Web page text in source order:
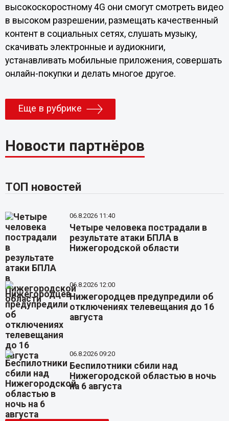
высокоскоростному 4G они смогут смотреть видео
в высоком разрешении, размещать качественный
контент в социальных сетях, слушать музыку,
скачивать электронные и аудиокниги,
устанавливать мобильные приложения, совершать
онлайн-покупки и делать многое другое.
Еще в рубрике
Новости партнёров
ТОП новостей
06.8.2026 11:40
Четыре человека пострадали в
результате атаки БПЛА в
Нижегородской области
06.8.2026 12:00
Нижегородцев предупредили об
отключениях телевещания до 16
августа
06.8.2026 09:20
Беспилотники сбили над
Нижегородской областью в ночь
на 6 августа